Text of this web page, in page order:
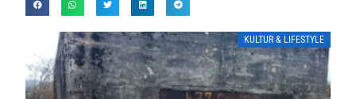
KULTUR & LIFESTYLE